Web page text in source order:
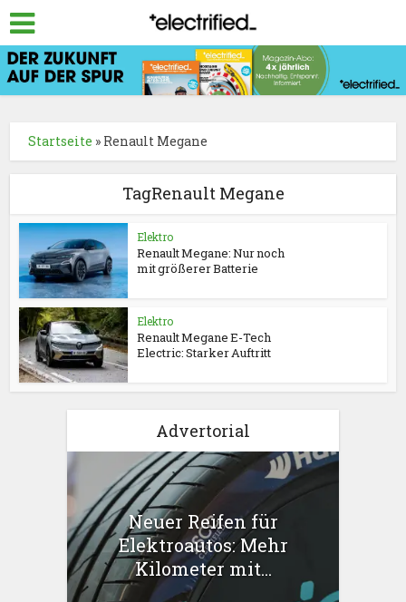
Startseite » Renault Megane
TagRenault Megane
Elektro
Renault Megane: Nur noch
mit größerer Batterie
Elektro
Renault Megane E-Tech
Electric: Starker Auftritt
Advertorial
Neuer Reifen für
Elektroautos: Mehr
Kilometer mit...